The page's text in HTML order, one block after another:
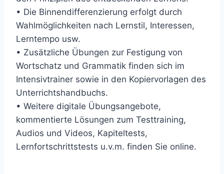
• Die Binnendifferenzierung erfolgt durch
Wahlmöglichkeiten nach Lernstil, Interessen,
Lerntempo usw.
• Zusätzliche Übungen zur Festigung von
Wortschatz und Grammatik finden sich im
Intensivtrainer sowie in den Kopiervorlagen des
Unterrichtshandbuchs.
• Weitere digitale Übungsangebote,
kommentierte Lösungen zum Testtraining,
Audios und Videos, Kapiteltests,
Lernfortschrittstests u.v.m. finden Sie online.